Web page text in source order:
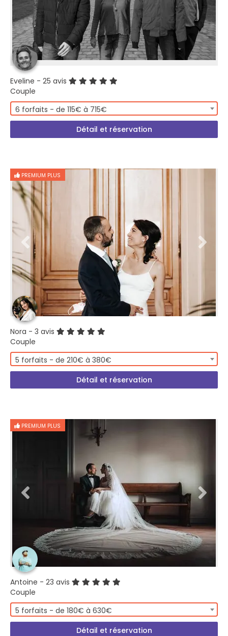
Eveline - 25 avis
Couple
6 forfaits - de 115€ à 715€
Détail et réservation
PREMIUM PLUS
Nora - 3 avis
Couple
5 forfaits - de 210€ à 380€
Détail et réservation
PREMIUM PLUS
Antoine - 23 avis
Couple
5 forfaits - de 180€ à 630€
Détail et réservation